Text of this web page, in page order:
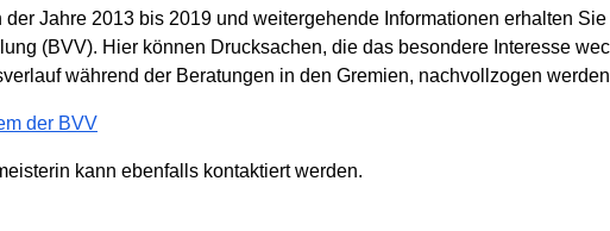
Jahre 2013 bis 2019 und weitergehende Informationen erhalten
(BVV). Hier können Drucksachen, die das besondere Interesse
während der Beratungen in den Gremien, nachvollzogen
der BVV
kann ebenfalls kontaktiert werden.